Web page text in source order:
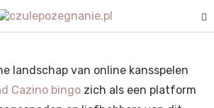
landschap van online kansspelen
Cazino bingo zich als een platform